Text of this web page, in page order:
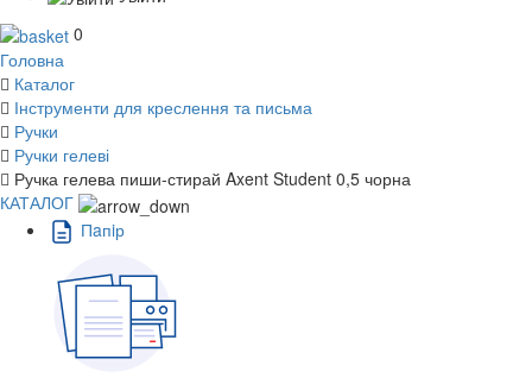
0
Головна
Каталог
Інструменти для креслення та письма
Ручки
Ручки гелеві
Ручка гелева пиши-стирай Axent Student 0,5 чорна
КАТАЛОГ
Пaпiр